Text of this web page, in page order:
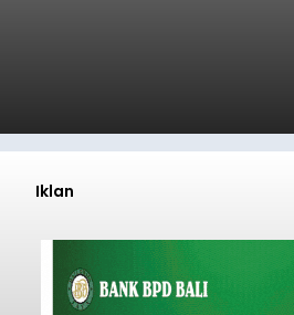
Iklan